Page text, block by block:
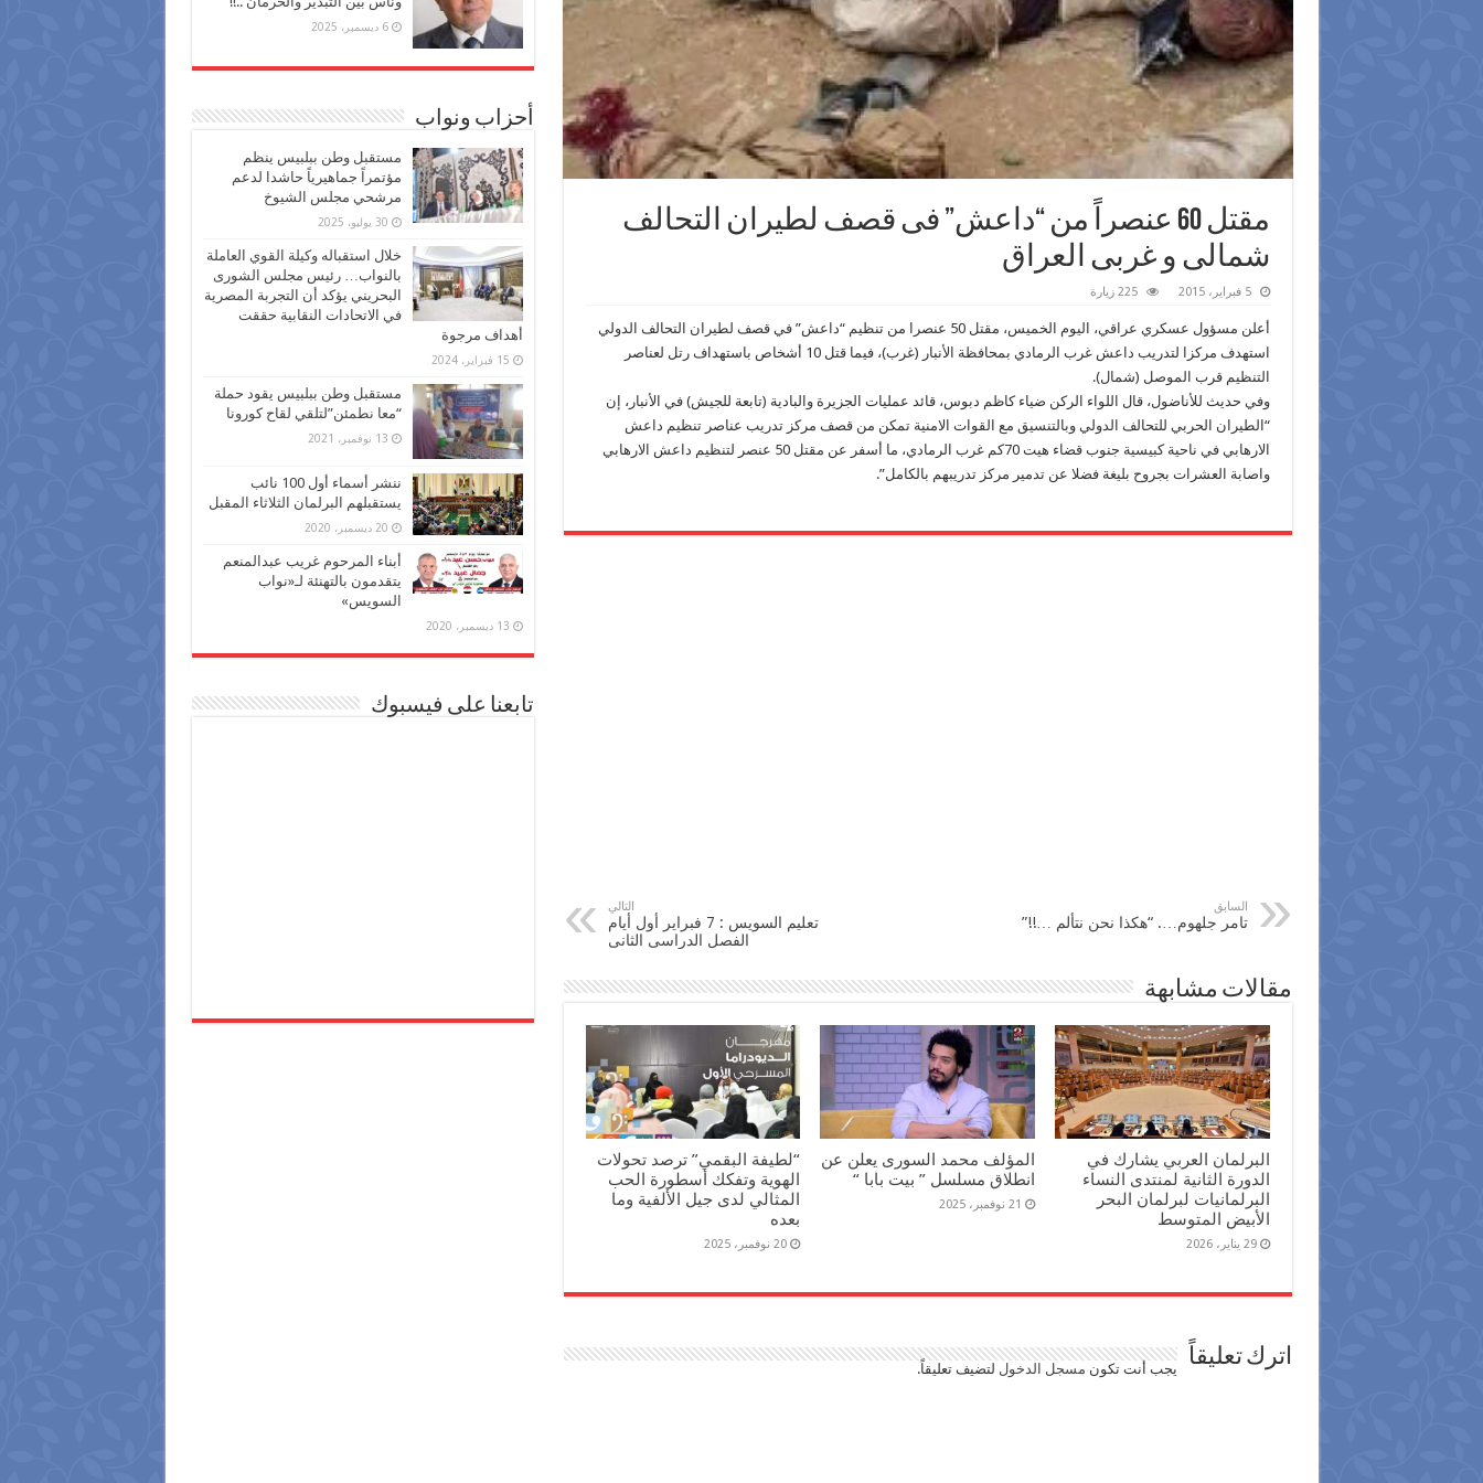
مقتل 60 عنصراً من “‫‏داعش‬” فى قصف لطيران التحالف
شمالى و غربى العراق
5 فبراير، 2015 225 زيارة
أعلن مسؤول عسكري عراقي، اليوم الخميس، مقتل 50 عنصرا من تنظيم “داعش” في قصف لطيران التحالف الدولي
استهدف مركزا لتدريب داعش غرب الرمادي بمحافظة الأنبار (غرب)، فيما قتل 10 أشخاص باستهداف رتل لعناصر
التنظيم قرب الموصل (شمال).
وفي حديث للأناضول، قال اللواء الركن ضياء كاظم دبوس، قائد عمليات الجزيرة والبادية (تابعة للجيش) في الأنبار، إن
“الطيران الحربي للتحالف الدولي وبالتنسيق مع القوات الامنية تمكن من قصف مركز تدريب عناصر تنظيم داعش
الارهابي في ناحية كبيسية جنوب قضاء هيت 70كم غرب الرمادي، ما أسفر عن مقتل 50 عنصر لتنظيم داعش الارهابي
واصابة العشرات بجروح بليغة فضلا عن تدمير مركز تدريبهم بالكامل”.
السابق
تامر جلهوم…. “هكذا نحن نتألم …!!”
التالي
تعليم السويس : 7 فبراير أول أيام
الفصل الدراسى الثانى
مقالات مشابهة
البرلمان العربي يشارك في
الدورة الثانية لمنتدى النساء
البرلمانيات لبرلمان البحر
الأبيض المتوسط
29 يناير، 2026
المؤلف محمد السورى يعلن عن
انطلاق مسلسل ” بيت بابا “
21 نوفمبر، 2025
“لطيفة البقمي” ترصد تحولات
الهوية وتفكك أسطورة الحب
المثالي لدى جيل الألفية وما
بعده
20 نوفمبر، 2025
اترك تعليقاً يجب أنت تكون مسجل الدخول لتضيف تعليقاً.
6 ديسمبر، 2025
أحزاب ونواب
مستقبل وطن ببلبيس ينظم
مؤتمراً جماهيرياً حاشدا لدعم
مرشحي مجلس الشيوخ
30 يوليو، 2025
خلال استقباله وكيلة القوي العاملة
بالنواب… رئيس مجلس الشورى
البحريني يؤكد أن التجربة المصرية
في الاتحادات النقابية حققت
أهداف مرجوة
15 فبراير، 2024
مستقبل وطن ببلبيس يقود حملة
“معا نطمئن”لتلقي لقاح كورونا
13 نوفمبر، 2021
ننشر أسماء أول 100 نائب
يستقبلهم البرلمان الثلاثاء المقبل
20 ديسمبر، 2020
أبناء المرحوم غريب عبدالمنعم
يتقدمون بالتهنئة لـ«نواب
السويس»
13 ديسمبر، 2020
تابعنا على فيسبوك